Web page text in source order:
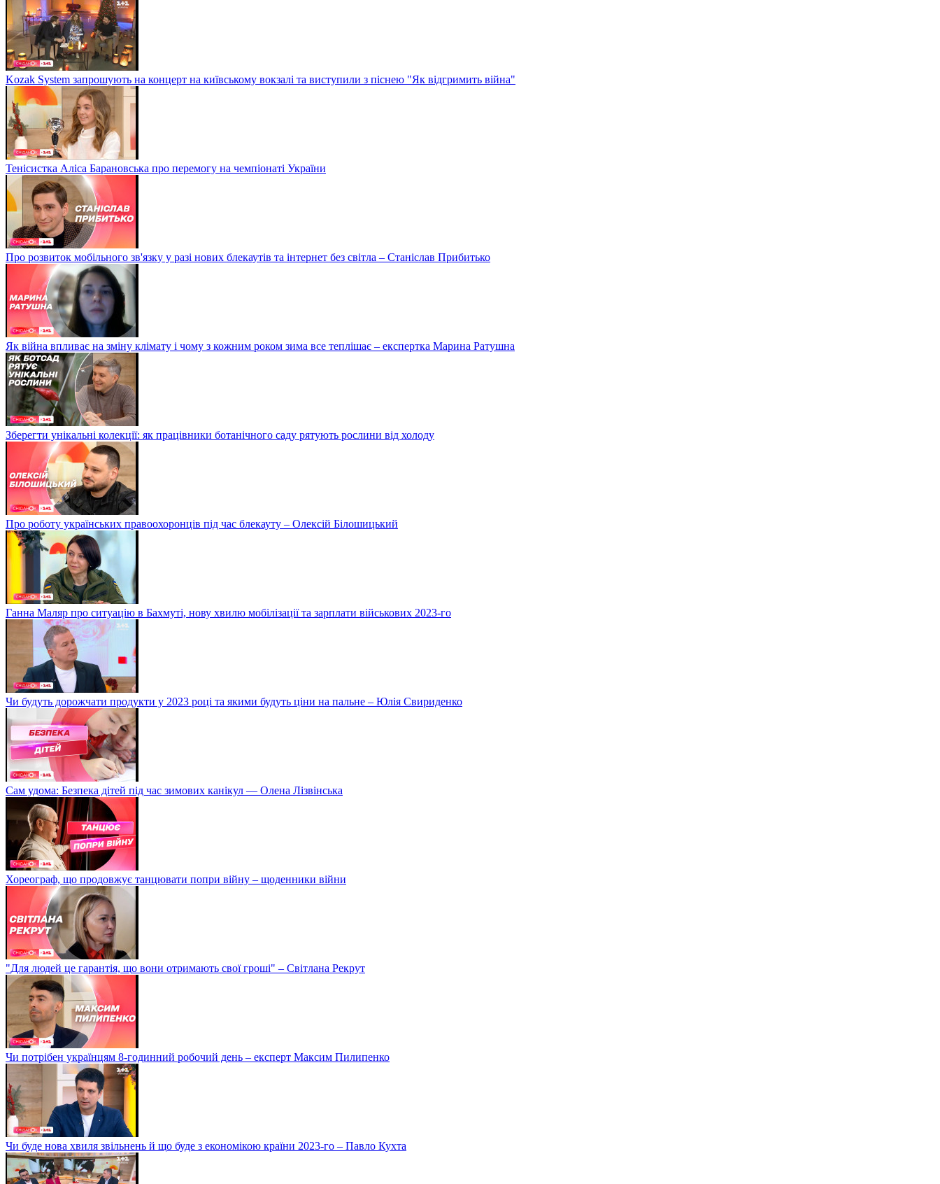
Kozak System запрошують на концерт на київському вокзалі та виступили з піснею "Як відгримить війна"
Тенісистка Аліса Барановська про перемогу на чемпіонаті України
Про розвиток мобільного зв'язку у разі нових блекаутів та інтернет без світла – Станіслав Прибитько
Як війна впливає на зміну клімату і чому з кожним роком зима все теплішає – експертка Марина Ратушна
Зберегти унікальні колекції: як працівники ботанічного саду рятують рослини від холоду
Про роботу українських правоохоронців під час блекауту – Олексій Білошицький
Ганна Маляр про ситуацію в Бахмуті, нову хвилю мобілізації та зарплати військових 2023-го
Чи будуть дорожчати продукти у 2023 році та якими будуть ціни на пальне – Юлія Свириденко
Сам удома: Безпека дітей під час зимових канікул — Олена Лізвінська
Хореограф, що продовжує танцювати попри війну – щоденники війни
"Для людей це гарантія, що вони отримають свої гроші" – Світлана Рекрут
Чи потрібен українцям 8-годинний робочий день – експерт Максим Пилипенко
Чи буде нова хвиля звільнень й що буде з економікою країни 2023-го – Павло Кухта